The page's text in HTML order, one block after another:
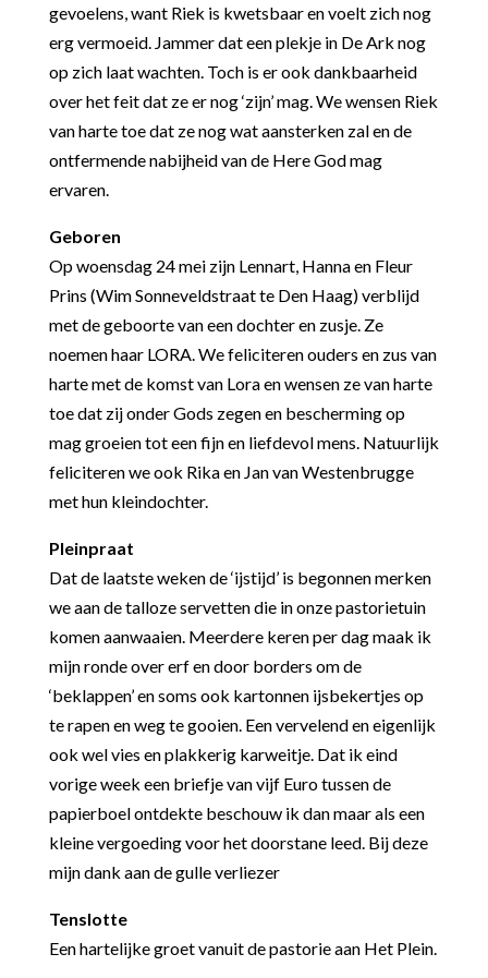
gevoelens, want Riek is kwetsbaar en voelt zich nog
erg vermoeid. Jammer dat een plekje in De Ark nog
op zich laat wachten. Toch is er ook dankbaarheid
over het feit dat ze er nog ‘zijn’ mag. We wensen Riek
van harte toe dat ze nog wat aansterken zal en de
ontfermende nabijheid van de Here God mag
ervaren.
Geboren
Op woensdag 24 mei zijn Lennart, Hanna en Fleur
Prins (Wim Sonneveldstraat te Den Haag) verblijd
met de geboorte van een dochter en zusje. Ze
noemen haar LORA. We feliciteren ouders en zus van
harte met de komst van Lora en wensen ze van harte
toe dat zij onder Gods zegen en bescherming op
mag groeien tot een fijn en liefdevol mens. Natuurlijk
feliciteren we ook Rika en Jan van Westenbrugge
met hun kleindochter.
Pleinpraat
Dat de laatste weken de ‘ijstijd’ is begonnen merken
we aan de talloze servetten die in onze pastorietuin
komen aanwaaien. Meerdere keren per dag maak ik
mijn ronde over erf en door borders om de
‘beklappen’ en soms ook kartonnen ijsbekertjes op
te rapen en weg te gooien. Een vervelend en eigenlijk
ook wel vies en plakkerig karweitje. Dat ik eind
vorige week een briefje van vijf Euro tussen de
papierboel ontdekte beschouw ik dan maar als een
kleine vergoeding voor het doorstane leed. Bij deze
mijn dank aan de gulle verliezer
Tenslotte
Een hartelijke groet vanuit de pastorie aan Het Plein.